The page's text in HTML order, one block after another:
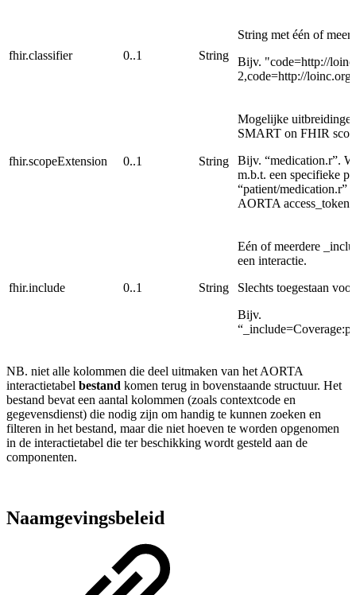
fhir.classifier 0..1 String
String met één of
Bijv. "code=http://
2,code=http://
fhir.scopeExtension 0..1 String
Mogelijke
SMART on FHIR
Bijv. “medication.r”.
m.b.t. een specifieke
“patient/medication.r”
AORTA access_token.
fhir.include 0..1 String
Eén of meerdere
een interactie.
Slechts toegestaan
Bijv.
NB. niet alle kolommen die deel uitmaken van het AORTA
interactietabel bestand komen terug in bovenstaande structuur. Het
bestand bevat een aantal kolommen (zoals contextcode en
gegevensdienst) die nodig zijn om handig te kunnen zoeken en
filteren in het bestand, maar die niet hoeven te worden opgenomen
in de interactietabel die ter beschikking wordt gesteld aan de
componenten.
Naamgevingsbeleid